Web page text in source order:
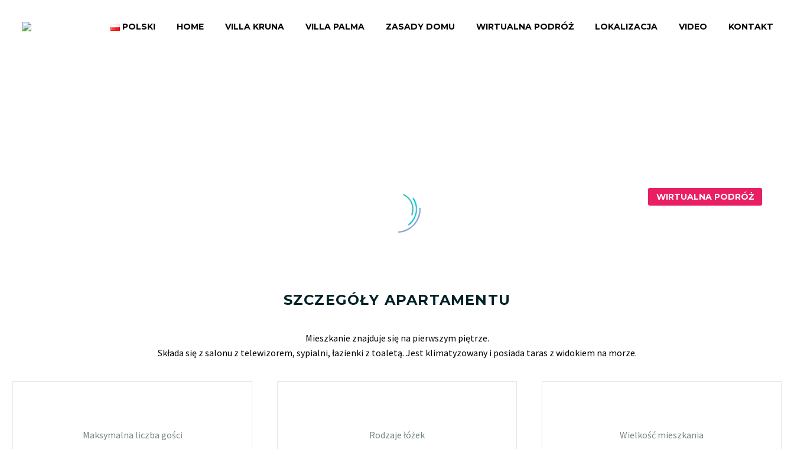
POLSKI HOME VILLA KRUNA VILLA PALMA ZASADY DOMU WIRTUALNA PODRÓŻ LOKALIZACJA VIDEO KONTAKT
WIRTUALNA PODRÓŻ
SZCZEGÓŁY APARTAMENTU
Mieszkanie znajduje się na pierwszym piętrze.
Składa się z salonu z telewizorem, sypialni, łazienki z toaletą. Jest klimatyzowany i posiada taras z widokiem na morze.
Maksymalna liczba gości Rodzaje łóżek Wielkość mieszkania